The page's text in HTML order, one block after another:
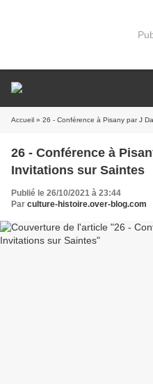
Accueil » 26 - Conférence à Pisany par J
26 - Conférence à
Invitations sur Saintes
Publié le 26/10/2021 à 23:44
Par culture-histoire.over-blog.com